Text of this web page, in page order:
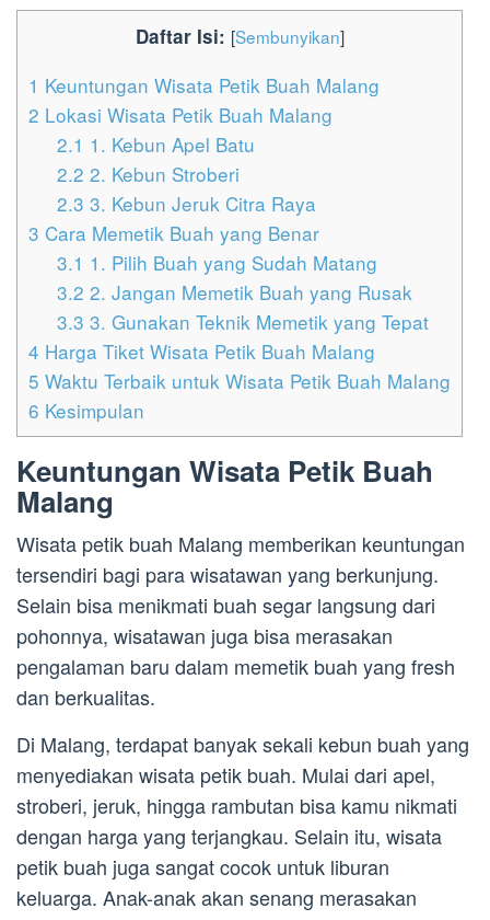
Daftar Isi: [Sembunyikan]
1 Keuntungan Wisata Petik Buah Malang
2 Lokasi Wisata Petik Buah Malang
2.1 1. Kebun Apel Batu
2.2 2. Kebun Stroberi
2.3 3. Kebun Jeruk Citra Raya
3 Cara Memetik Buah yang Benar
3.1 1. Pilih Buah yang Sudah Matang
3.2 2. Jangan Memetik Buah yang Rusak
3.3 3. Gunakan Teknik Memetik yang Tepat
4 Harga Tiket Wisata Petik Buah Malang
5 Waktu Terbaik untuk Wisata Petik Buah Malang
6 Kesimpulan
Keuntungan Wisata Petik Buah
Malang
Wisata petik buah Malang memberikan keuntungan
tersendiri bagi para wisatawan yang berkunjung.
Selain bisa menikmati buah segar langsung dari
pohonnya, wisatawan juga bisa merasakan
pengalaman baru dalam memetik buah yang fresh
dan berkualitas.
Di Malang, terdapat banyak sekali kebun buah yang
menyediakan wisata petik buah. Mulai dari apel,
stroberi, jeruk, hingga rambutan bisa kamu nikmati
dengan harga yang terjangkau. Selain itu, wisata
petik buah juga sangat cocok untuk liburan
keluarga. Anak-anak akan senang merasakan